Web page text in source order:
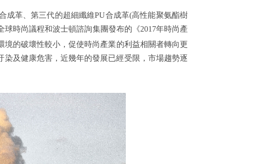
成革、第三代的超細纖維PU合成革(高性能聚氨酯樹
時尚議程和波士頓諮詢集團發布的《2017年時尚產
境的破壞性較小，促使時尚產業的利益相關者轉向更
及健康危害，近幾年的發展已經受限，市場趨勢逐